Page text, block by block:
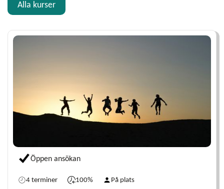
Alla kurser
Öppen ansökan
SMF
4 terminer
100% På plats